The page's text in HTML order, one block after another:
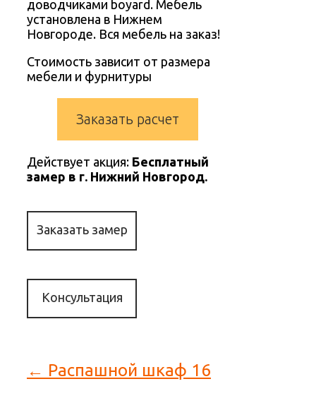
доводчиками boyard. Мебель
установлена в Нижнем
Новгороде. Вся мебель на заказ!
Стоимость зависит от размера
мебели и фурнитуры
Заказать расчет
Действует акция: Бесплатный
замер в г. Нижний Новгород.
Заказать замер
Консультация
← Распашной шкаф 16